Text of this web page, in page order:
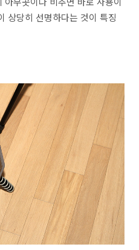
상당히 선명하다는 것이 특징